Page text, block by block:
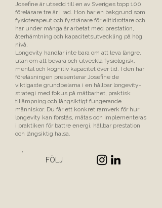
Josefine är utsedd till en av Sveriges topp 100
föreläsare tre år i rad. Hon har en bakgrund som
fysioterapeut och fystränare för elitidrottare och
har under många år arbetat med prestation,
återhämtning och kapacitetsutveckling på hög
nivå. ​
Longevity handlar inte bara om att leva längre,
utan om att bevara och utveckla fysiologisk,
mental och kognitiv kapacitet över tid. I den här
föreläsningen presenterar Josefine de
viktigaste grundpelarna i en hållbar longevity-
strategi med fokus på mätbarhet, praktisk
tillämpning och långsiktigt fungerande
människor. Du får ett konkret ramverk för hur
longevity kan förstås, mätas och implementeras
i praktiken för bättre energi, hållbar prestation
och långsiktig hälsa.
FÖLJ